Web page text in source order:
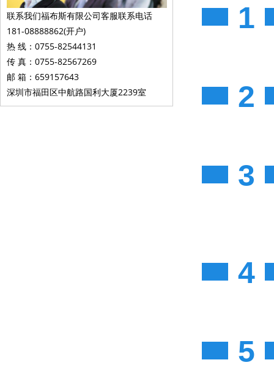
联系我们福布斯有限公司客服联系电话
181-08888862(开户)
热 线：0755-82544131
传 真：0755-82567269
邮 箱：659157643
深圳市福田区中航路国利大厦2239室
1
2
3
4
5